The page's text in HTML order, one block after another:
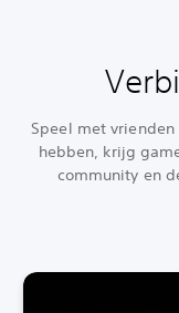
Speel met
hebben, krijg
community en